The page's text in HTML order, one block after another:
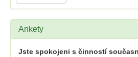
Ankety
Jste spokojeni s činností